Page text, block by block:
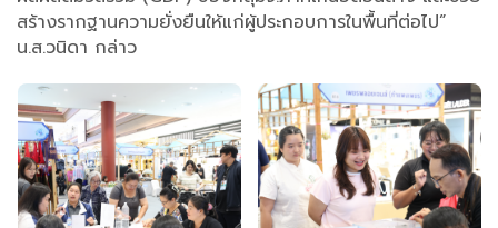
สร้างรากฐานความยั่งยืนให้แก่ผู้ประกอบการในพื้นที่ต่อไป”
น.ส.วนิดา กล่าว